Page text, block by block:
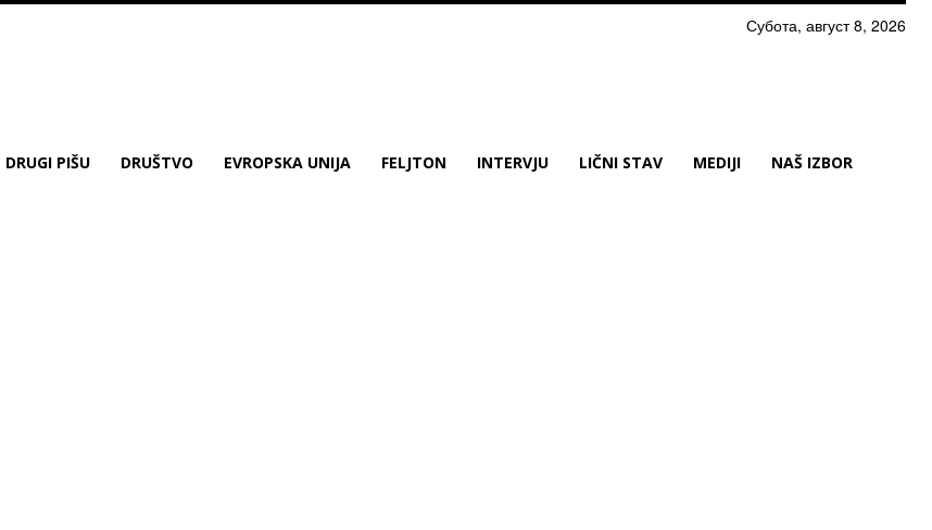
Субота, август 8, 2026
DRUGI PIŠU DRUŠTVO EVROPSKA UNIJA FELJTON INTERVJU LIČNI STAV MEDIJI NAŠ IZBOR